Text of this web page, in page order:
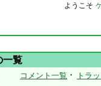
ようこそ
一覧
コメント一覧 ・ トラ